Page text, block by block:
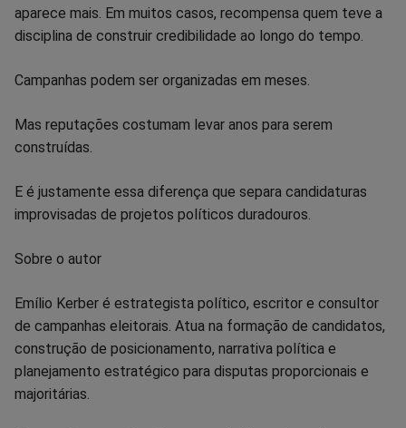
aparece mais. Em muitos casos, recompensa quem teve a
disciplina de construir credibilidade ao longo do tempo.
Campanhas podem ser organizadas em meses.
Mas reputações costumam levar anos para serem
construídas.
E é justamente essa diferença que separa candidaturas
improvisadas de projetos políticos duradouros.
Sobre o autor
Emílio Kerber é estrategista político, escritor e consultor
de campanhas eleitorais. Atua na formação de candidatos,
construção de posicionamento, narrativa política e
planejamento estratégico para disputas proporcionais e
majoritárias.